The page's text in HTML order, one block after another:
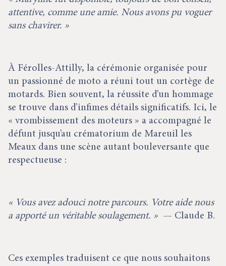
attentive, comme une amie. Nous avons pu voguer
sans chavirer. »
À Férolles-Attilly, la cérémonie organisée pour
un passionné de moto a réuni tout un cortège de
motards. Bien souvent, la réussite d’un hommage
se trouve dans d’infimes détails significatifs. Ici, le
« vrombissement des moteurs » a accompagné le
défunt jusqu’au crématorium de Mareuil les
Meaux dans une scène autant bouleversante que
respectueuse :
« Vous avez adouci notre parcours. Votre aide nous
a apporté un véritable soulagement. » — Claude B.
Ces exemples traduisent ce que nous souhaitons